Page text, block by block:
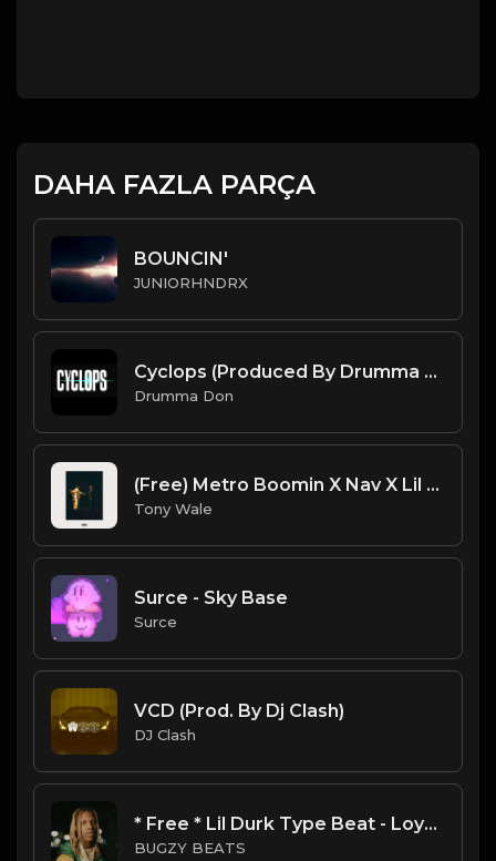
DAHA FAZLA PARÇA
BOUNCIN'
JUNIORHNDRX
Cyclops (Produced By Drumma Don x CrystalMikeReal1)
Drumma Don
(Free) Metro Boomin X Nav X Lil Uzi Vert - In My Car - Type Beat (Prod. Topnotch X Tony Wale)
Tony Wale
Surce - Sky Base
Surce
VCD (Prod. By Dj Clash)
DJ Clash
* Free * Lil Durk Type Beat - Loyalty
BUGZY BEATS